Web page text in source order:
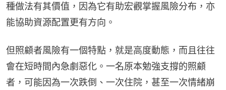
種做法有其價值，因為它有助宏觀掌握風險分布，亦
能協助資源配置更有方向。
但照顧者風險有一個特點，就是高度動態，而且往往
會在短時間內急劇惡化。一名原本勉強支撐的照顧
者，可能因為一次跌倒、一次住院，甚至一次情緒崩